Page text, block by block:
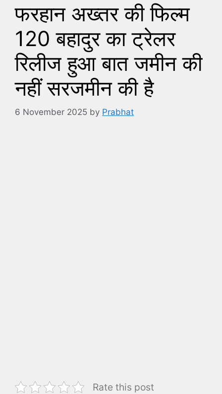
फरहान अख्तर की फिल्म
120 बहादुर का ट्रेलर
रिलीज हुआ बात जमीन की
नहीं सरजमीन की है
6 November 2025 by Prabhat
Rate this post